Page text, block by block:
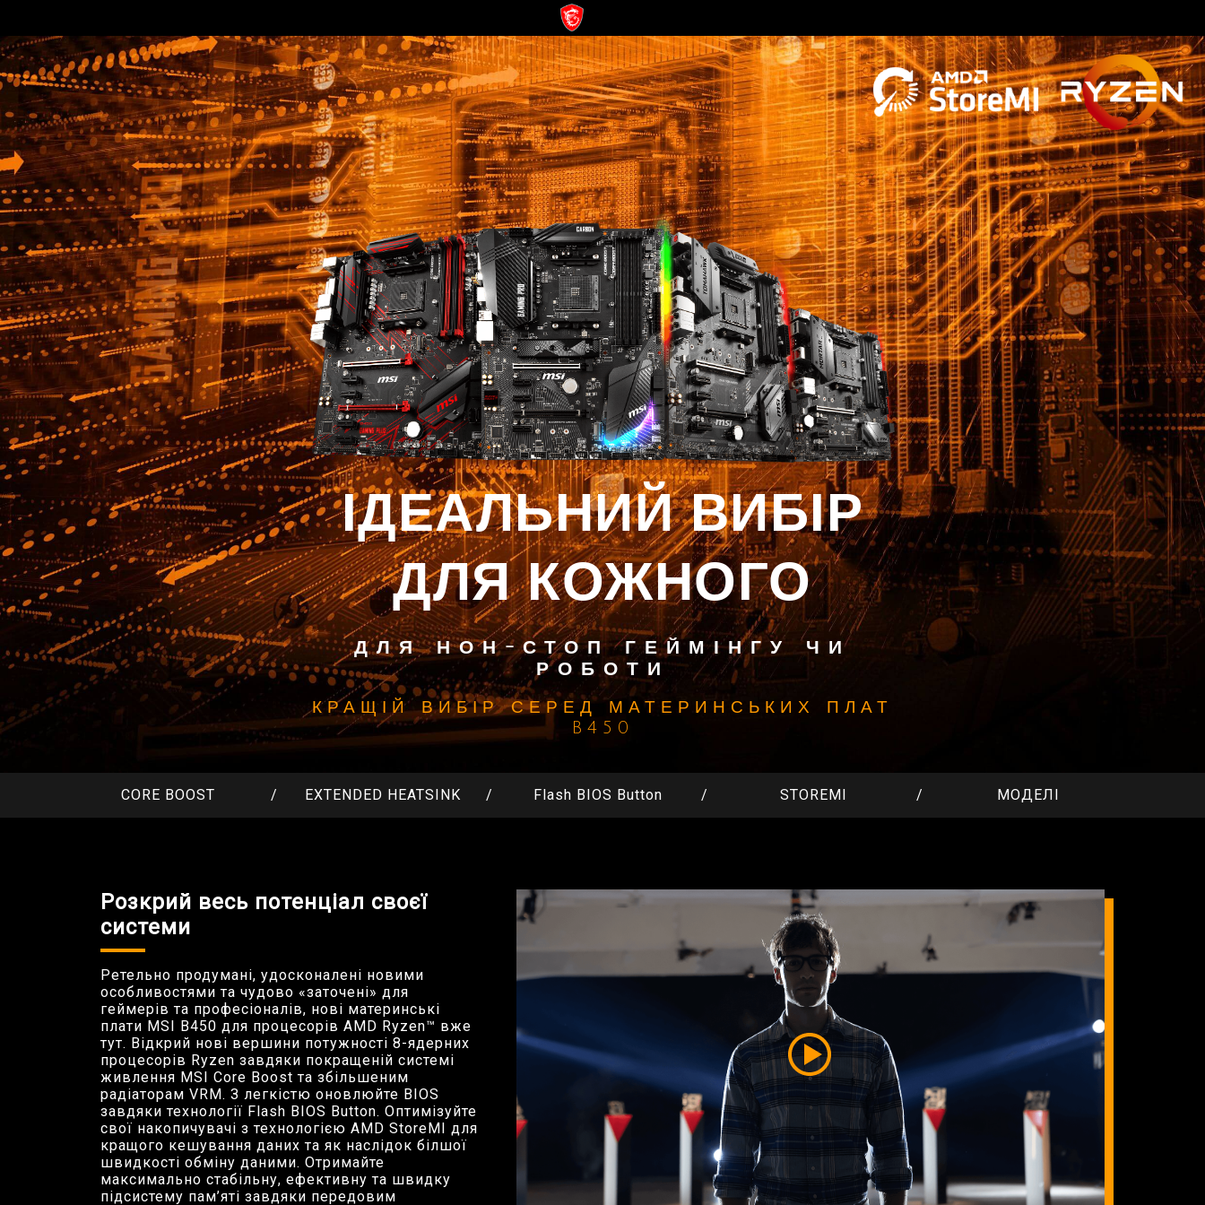
ІДЕАЛЬНИЙ ВИБІР
ДЛЯ КОЖНОГО
ДЛЯ НОН-СТОП ГЕЙМІНГУ ЧИ
РОБОТИ
КРАЩІЙ ВИБІР СЕРЕД МАТЕРИНСЬКИХ ПЛАТ
B450
CORE BOOST EXTENDED HEATSINK Flash BIOS Button STOREMI МОДЕЛІ
Розкрий весь потенціал своєї
системи
Ретельно продумані, удосконалені новими
особливостями та чудово «заточені» для
геймерів та професіоналів, нові материнські
плати MSI B450 для процесорів AMD Ryzen™ вже
тут. Відкрий нові вершини потужності 8-ядерних
процесорів Ryzen завдяки покращеній системі
живлення MSI Core Boost та збільшеним
радіаторам VRM. З легкістю оновлюйте BIOS
завдяки технології Flash BIOS Button. Оптимізуйте
свої накопичувачі з технологією AMD StoreMI для
кращого кешування даних та як наслідок білшої
швидкості обміну даними. Отримайте
максимально стабільну, ефективну та швидку
підсистему пам’яті завдяки передовим